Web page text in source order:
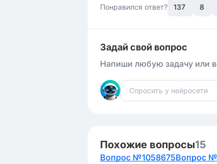
Понравился ответ? 137 8
Задай свой вопрос
Напиши любую задачу или
Похожие вопросы15
Вопрос №1058675Вопрос